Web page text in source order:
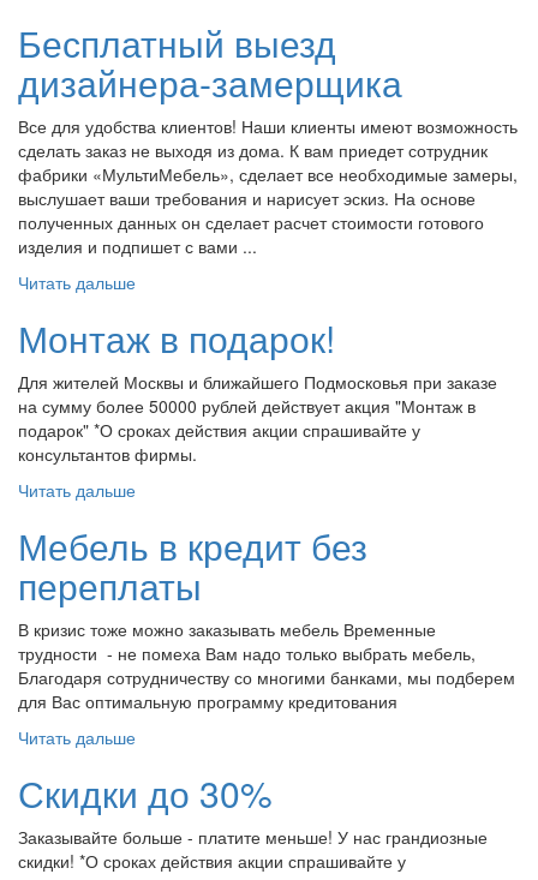
Бесплатный выезд
дизайнера-замерщика
Все для удобства клиентов! Наши клиенты имеют возможность
сделать заказ не выходя из дома. К вам приедет сотрудник
фабрики «МультиМебель», сделает все необходимые замеры,
выслушает ваши требования и нарисует эскиз. На основе
полученных данных он сделает расчет стоимости готового
изделия и подпишет с вами ...
Читать дальше
Монтаж в подарок!
Для жителей Москвы и ближайшего Подмосковья при заказе
на сумму более 50000 рублей действует акция "Монтаж в
подарок" *О сроках действия акции спрашивайте у
консультантов фирмы.
Читать дальше
Мебель в кредит без
переплаты
В кризис тоже можно заказывать мебель Временные
трудности - не помеха Вам надо только выбрать мебель,
Благодаря сотрудничеству со многими банками, мы подберем
для Вас оптимальную программу кредитования
Читать дальше
Скидки до 30%
Заказывайте больше - платите меньше! У нас грандиозные
скидки! *О сроках действия акции спрашивайте у